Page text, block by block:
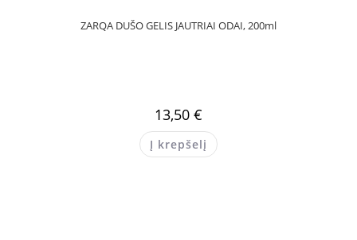
ZARQA DUŠO GELIS JAUTRIAI ODAI, 200ml
13,50 €
Į krepšelį